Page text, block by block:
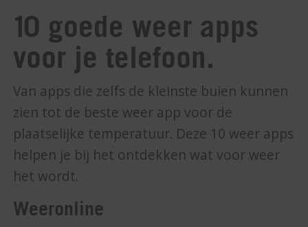
10 goede weer apps
voor je telefoon.
Van apps die zelfs de kleinste buien kunnen
zien tot de beste weer app voor de
plaatselijke temperatuur. Deze 10 weer apps
helpen je bij het ontdekken wat voor weer
het wordt.
Weeronline